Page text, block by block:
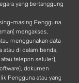
yang bertanggung
masing Pengguna
mengakses,
menggunakan data
atau di dalam benda,
telepon seluler),
dokumen
Pengguna atau yang